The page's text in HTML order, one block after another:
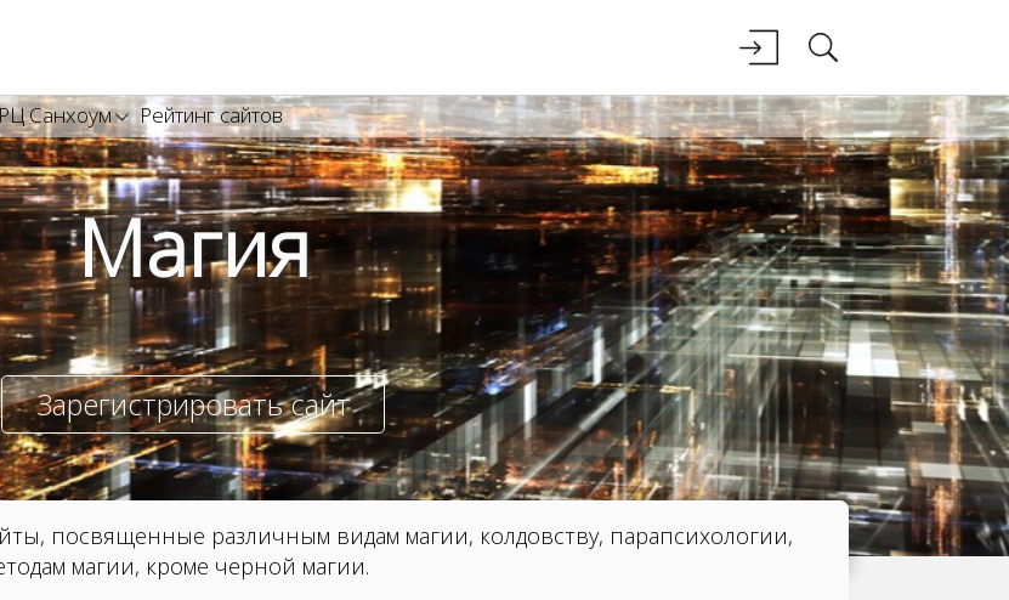
Санхоум Рейтинг сайтов
Магия
Зарегистрировать сайт
посвященные различным видам магии, колдовству, парапсихологии,
магии, кроме черной магии.